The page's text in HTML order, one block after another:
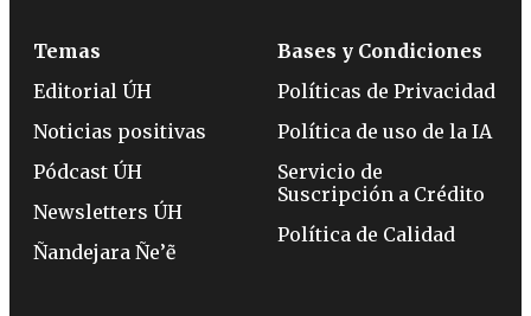
Temas
Editorial ÚH
Noticias positivas
Pódcast ÚH
Newsletters ÚH
Ñandejara Ñe’ẽ
Bases y Condiciones
Políticas de Privacidad
Política de uso de la IA
Servicio de
Suscripción a Crédito
Política de Calidad